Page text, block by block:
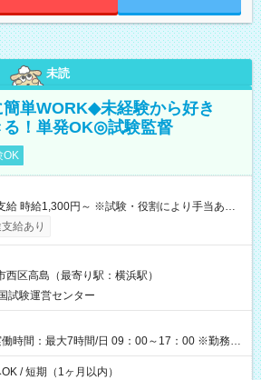
未読
単WORK◆未経験から好き
る！単発OK◎試験監督
OK
手当あり
り昇給あり 【即給（前払い）オプションあ
る場合、勤務から1週間ほどで給与の一部を受け
擬試験 8:30～17:30（休憩1時間） 時給1,300円
円＋交通費 ※当日の役割により時給＋100
国家試験 7:00～13:30（休憩なし） 時給1,300
円）×6時間＝日収8,400円＋交通費 【試用期
給あり
西区高島（最寄り駅：横浜駅）
試験運営センター
働時間：最大7時間/日 09：00～17：00 ※勤務時
り異なります。
/ 短期（1ヶ月以内）